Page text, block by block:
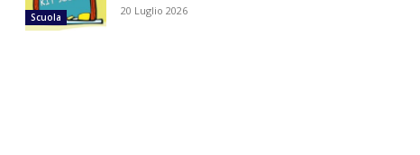
Scuola 20 Luglio 2026